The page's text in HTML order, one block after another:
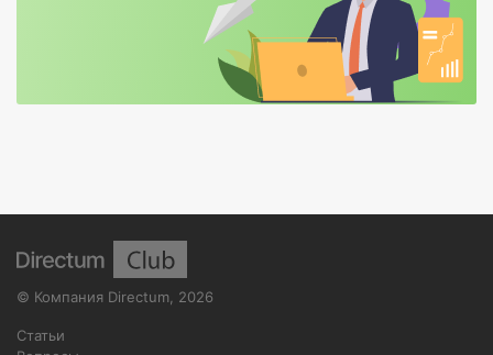
© Компания Directum, 2026
Статьи